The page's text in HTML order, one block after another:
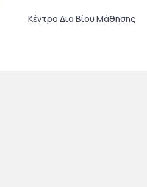
Κέντρο Δια Βίου Μάθησης